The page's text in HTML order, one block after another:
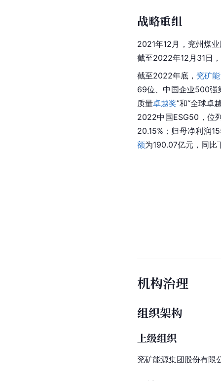
战略重组
2021年12月，兖州煤
截至2022年12月31日，
截至2022年底，兖矿
69位、中国企业500强
质量卓越奖”和“全球卓
2022中国ESG50，位
20.15%；归母净利润
额为190.07亿元，同比
机构治理
组织架构
上级组织
兖矿能源集团股份有限